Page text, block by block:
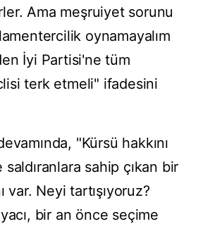
Ama meşruiyet sorunu
oynamayalım
İyi Partisi'ne tüm
terk etmeli" ifadesini
"Kürsü hakkını
sahip çıkan bir
var. Neyi tartışıyoruz?
bir an önce seçime